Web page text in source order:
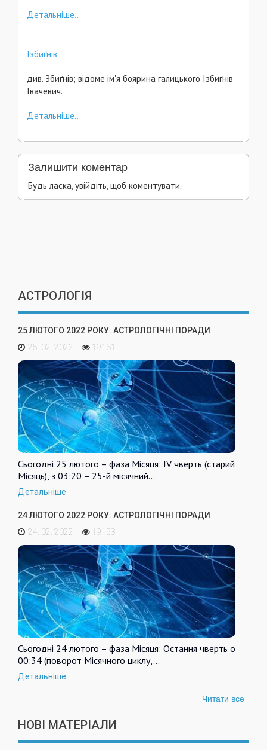
Детальніше...
Ізбиґнів
див. Збиґнів; відоме ім'я боярина галицького Ізбиґнів
Івачевич.
Детальніше...
Залишити коментар
Будь ласка, увійдіть, щоб коментувати.
АСТРОЛОГІЯ
25 ЛЮТОГО 2022 РОКУ. АСТРОЛОГІЧНІ ПОРАДИ
25. 02. 2022
19161
Сьогодні 25 лютого – фаза Місяця: IV чверть (старий
Місяць), з 03:20 – 25-й місячний…
Детальніше
24 ЛЮТОГО 2022 РОКУ. АСТРОЛОГІЧНІ ПОРАДИ
24. 02. 2022
19153
Сьогодні 24 лютого – фаза Місяця: Остання чверть о
00:34 (поворот Місячного циклу,…
Детальніше
Читати все
НОВІ МАТЕРІАЛИ